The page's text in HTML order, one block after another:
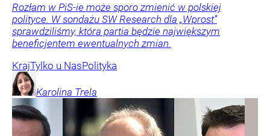
Rozłam w PiS-ie może sporo zmienić w polskiej
polityce. W sondażu SW Research dla „Wprost”
sprawdziliśmy, która partia będzie największym
beneficjentem ewentualnych zmian.
KrajTylko u NasPolityka
Karolina Trela